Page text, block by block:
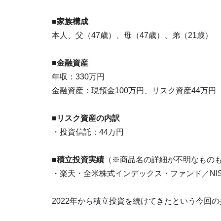
■家族構成
本人、父（47歳）、母（47歳）、弟（21歳）
■金融資産
年収：330万円
金融資産：現預金100万円、リスク資産44万円
■リスク資産の内訳
・投資信託：44万円
■積立投資実績 （※商品名の詳細が不明なもの
・楽天・全米株式インデックス・ファンド／
2022年から積立投資を続けてきたという今回